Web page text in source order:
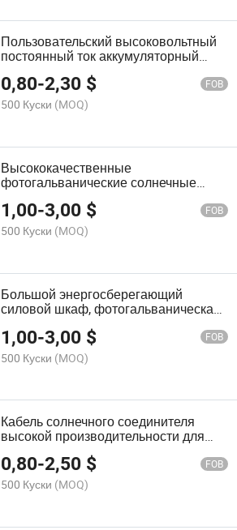
Пользовательский высоковольтный
постоянный ток аккумуляторный
блок питания панельный разъем для
хранения энергии новый шкаф для
хранения энергии кабель
фотогальванической солнечной
0,80-2,30 $ FOB
500 Куски (MOQ)
Высококачественные
фотогальванические солнечные
силовые соединители с кольцевыми
терминалами для проводки
1,00-3,00 $ FOB
500 Куски (MOQ)
Большой энергосберегающий
силовой шкаф, фотогальваническая
индивидуальные переменный и
постоянный ток, возобновляемая
новая энергия, электрический
1,00-3,00 $ FOB
500 Куски (MOQ)
Кабель солнечного соединителя
высокой производительности для
решений по хранению энергии
0,80-2,50 $ FOB
500 Куски (MOQ)